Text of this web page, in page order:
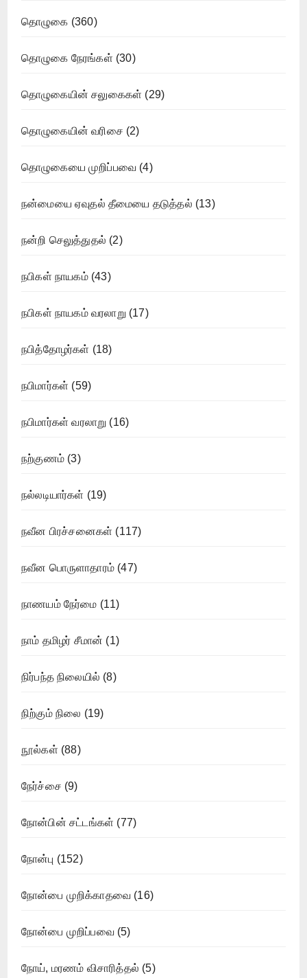
தொழுகை (360)
தொழுகை நேரங்கள் (30)
தொழுகையின் சலுகைகள் (29)
தொழுகையின் வரிசை (2)
தொழுகையை முறிப்பவை (4)
நன்மையை ஏவுதல் தீமையை தடுத்தல் (13)
நன்றி செலுத்துதல் (2)
நபிகள் நாயகம்(43)
நபிகள் நாயகம் வரலாறு (17)
நபித்தோழர்கள் (18)
நபிமார்கள் (59)
நபிமார்கள் வரலாறு (16)
நற்குணம் (3)
நல்லடியார்கள் (19)
நவீன பிரச்சனைகள் (117)
நவீன பொருளாதாரம் (47)
நாணயம் நேர்மை (11)
நாம் தமிழர் சீமான் (1)
நிர்பந்த நிலையில் (8)
நிற்கும் நிலை (19)
நூல்கள் (88)
நேர்ச்சை (9)
நோன்பின் சட்டங்கள் (77)
நோன்பு (152)
நோன்பை முறிக்காதவை (16)
நோன்பை முறிப்பவை(5)
நோய், மரணம் விசாரித்தல் (5)